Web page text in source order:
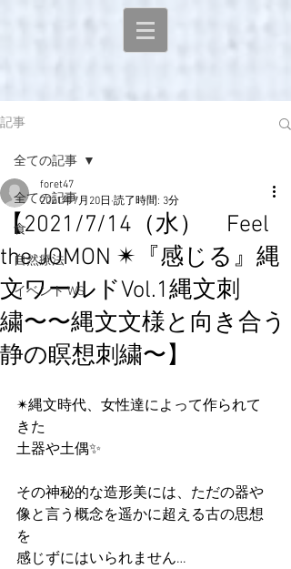
記事
全ての記事
食
自然療法
イベント WS
全ての記事
【2021/7/14（水） Feel
the JOMON ✴︎『感じる』縄
文ワールドVol.1縄文刺
繍〜〜縄文文様と向き合う
静の瞑想刺繍〜】
foret47
2021年7月20日 読了時間: 3分
✴縄文時代、女性達によって作られて
きた
土器や土偶✨
その神秘的な造形美には、ただの器や
像と言う概念を遥かに超える古の思想
を
感じずにはいられません…